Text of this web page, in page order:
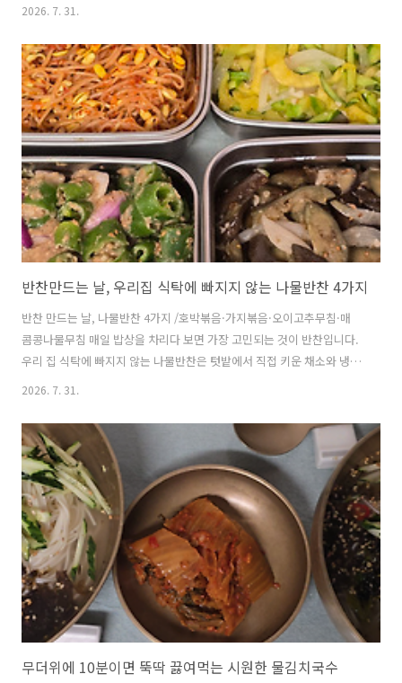
오메가3 지방산이 풍부한 대표적인 보양식입니다. ※효능피부와 점막
건강 유지혈관 건강 관리피로 회복 및 체력 보충 ※맛있게 먹는 방법양념
구이보다 소금구이 추천생강채, 부추, 깻잎과 함께 섭취채소와 곁들여 적
당량 섭취2. 오리고기, 기름은 빼고 채소는 듬뿍오리고기는 단백질과 비
타민 B군, 철분이 풍부해 여름철 기력 보충에 좋은 식품입니다.※ 효..
2026. 7. 31.
반찬만드는 날, 우리집 식탁에 빠지지 않는 나물반찬 4가지
반찬 만드는 날, 나물반찬 4가지 /호박볶음·가지볶음·오이고추무침·매
콤콩나물무침 매일 밥상을 차리다 보면 가장 고민되는 것이 반찬입니다.
우리 집 식탁에 빠지지 않는 나물반찬은 텃밭에서 직접 키운 채소와 냉장
고 속 재료만 있으면 부담 없이 만들 수 있어 더욱 좋습니다.오늘은 한 번
니다. 1.호박양파볶음(Stir-fried Zucchini & Onion)▶ 재료
(Ingredients)애호박(Zucchini) 1개양파(Onion) 1/2개어간장(Fish
Soy Sauce) 2숟가락식용유(Cooking Oil)마늘(Garlic)참기름(Sesame
Oil)깨소금(Sesame Seeds) 약간▶ 만드는 순서 (Directions)㉠..
2026. 7. 31.
무더위에 10분이면 뚝딱 끓여먹는 시원한 물김치국수